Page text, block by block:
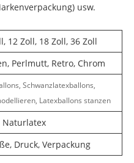
usw.
12 Zoll, 18 Zoll, 36 Zoll
Perlmutt, Retro, Chrom
Schwanzlatexballons,
Latexballons stanzen
Naturlatex
Druck, Verpackung